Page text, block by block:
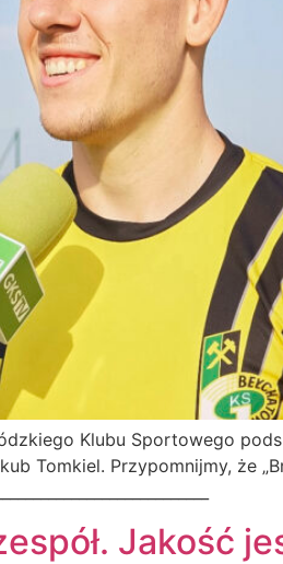
Klubu Sportowego
Tomkiel. Przypomnijmy, że
Jakość